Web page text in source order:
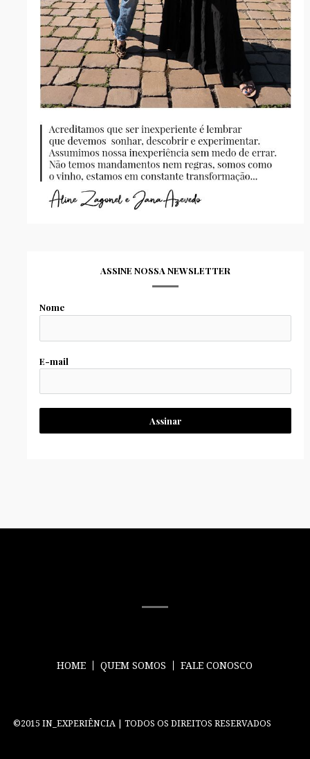
ASSINE NOSSA NEWSLETTER
Nome
E-mail
Assinar
HOME QUEM SOMOS FALE CONOSCO
©2015 IN_EXPERIÊNCIA | TODOS OS DIREITOS RESERVADOS